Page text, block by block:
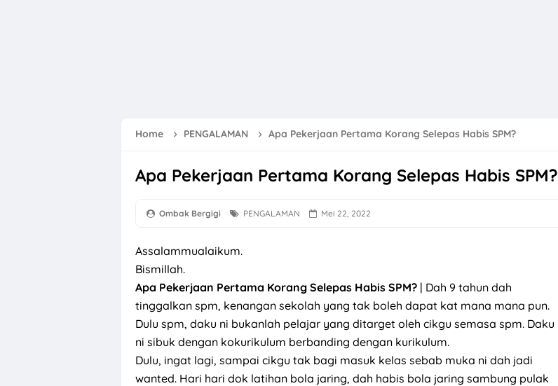
Lirik Lagu Gala Bunga Matahari - Sal Priadi (Official Music Video)
7 Tips Redakan Bengkak Susu
Fadhilat dan Kelebihan Surah Al Waqiah
GKB Tiger Milk Mushroom & Z-WELL Bagus Untuk Imun Dan Insomnia
Menikmati Mee Sizzling Di Gerai Pak Habib Sri Lalang Mersing
Home PENGALAMAN Apa Pekerjaan Pertama Korang Selepas Habis SPM?
Apa Pekerjaan Pertama Korang Selepas Habis SPM?
Ombak Bergigi PENGALAMAN Mei 22, 2022
Assalammualaikum.
Bismillah.
Apa Pekerjaan Pertama Korang Selepas Habis SPM? | Dah 9 tahun dah
tinggalkan spm, kenangan sekolah yang tak boleh dapat kat mana mana pun.
Dulu spm, daku ni bukanlah pelajar yang ditarget oleh cikgu semasa spm. Daku
ni sibuk dengan kokurikulum berbanding dengan kurikulum.
Dulu, ingat lagi, sampai cikgu tak bagi masuk kelas sebab muka ni dah jadi
wanted. Hari hari dok latihan bola jaring, dah habis bola jaring sambung pulak